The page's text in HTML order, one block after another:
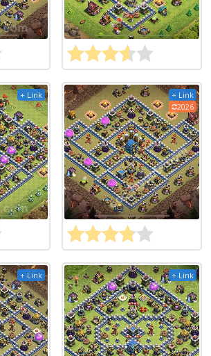
+ Link
+ Link
2026
+ Link + Link